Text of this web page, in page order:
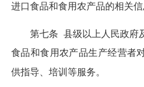
进口食品和食用农产品的相关信
第七条 县级以上人民政府
食品和食用农产品生产经营者
供指导、培训等服务。